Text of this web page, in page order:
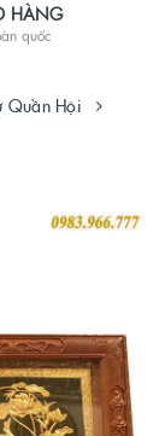
HÀNG
quốc
Quần Hội